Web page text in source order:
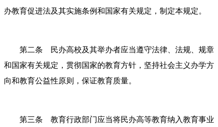
办教育促进法及其实施条例和国家有关规定，制定本规定。
第二条 民办高校及其举办者应当遵守法律、法规、规章
和国家有关规定，贯彻国家的教育方针，坚持社会主义办学方
向和教育公益性原则，保证教育质量。
第三条 教育行政部门应当将民办高等教育纳入教育事业